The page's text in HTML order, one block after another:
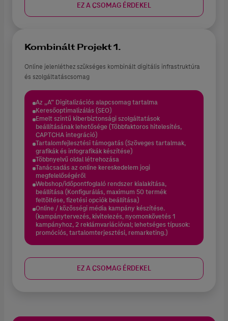
EZ A CSOMAG ÉRDEKEL
Kombinált Projekt 1.
Online jelenléthez szükséges kombinált digitális infrastruktúra
és szolgáltatáscsomag
Az „A” Digitalizációs alapcsomag tartalma
Keresőoptimalizálás (SEO)
Emelt szintű kiberbiztonsági szolgáltatások
beállításának lehetősége (Többfaktoros hitelesítés,
CAPTCHA integráció)
Tartalomfejlesztési támogatás (Szöveges tartalmak,
grafikák és infografikák készítése)
Többnyelvű oldal létrehozása
Tanácsadás az online kereskedelem jogi
megfelelőségéről
Webshop/időpontfoglaló rendszer kialakítása,
beállítása (Konfigurálás, maximum 50 termék
feltöltése, fizetési opciók beállítása)
Online / közösségi média kampány készítése.
(kampánytervezés, kivitelezés, nyomonkövetés 1
kampányhoz, 2 reklámvariációval; lehetséges típusok:
promóciós, tartalomterjesztési, remarketing.)
EZ A CSOMAG ÉRDEKEL